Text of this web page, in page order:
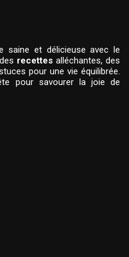
saine et délicieuse avec le
recettes alléchantes, des
pour une vie équilibrée.
pour savourer la joie de